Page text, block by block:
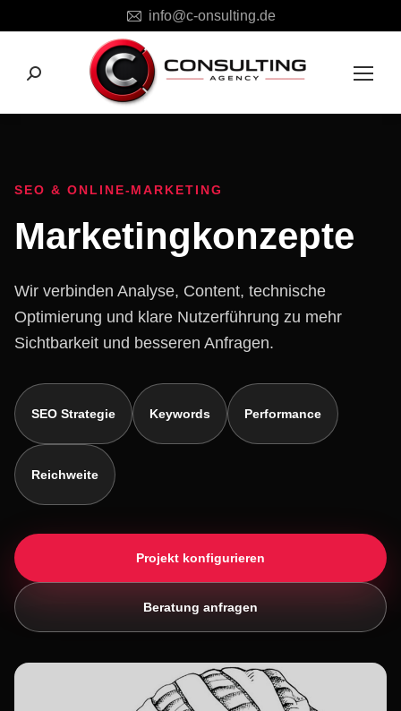
info@c-onsulting.de
Search:
SEO & ONLINE-MARKETING
Marketingkonzepte
Wir verbinden Analyse, Content, technische
Optimierung und klare Nutzerführung zu mehr
Sichtbarkeit und besseren Anfragen.
SEO Strategie Keywords Performance
Reichweite
Projekt konfigurieren
Beratung anfragen